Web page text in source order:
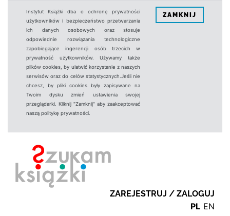
Instytut Książki dba o ochronę prywatności
użytkowników i bezpieczeństwo przetwarzania
ich danych osobowych oraz stosuje
odpowiednie rozwiązania technologiczne
zapobiegające ingerencji osób trzecich w
prywatność użytkowników. Używamy także
plików cookies, by ułatwić korzystanie z naszych
serwisów oraz do celów statystycznych.Jeśli nie
chcesz, by pliki cookies były zapisywane na
Twoim dysku zmień ustawienia swojej
przeglądarki. Kliknij "Zamknij" aby zaakceptować
naszą politykę prywatności.
ZAMKNIJ
ZAREJESTRUJ / ZALOGUJ
PL EN